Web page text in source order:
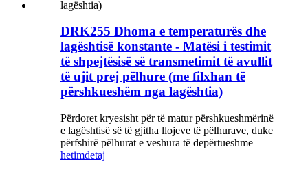
DRK255 Dhoma e temperaturës dhe
lagështisë konstante - Matësi i testimit
të shpejtësisë së transmetimit të avullit
të ujit prej pëlhure (me filxhan të
përshkueshëm nga lagështia)
Përdoret kryesisht për të matur përshkueshmërinë
e lagështisë së të gjitha llojeve të pëlhurave, duke
përfshirë pëlhurat e veshura të depërtueshme
hetimdetaj